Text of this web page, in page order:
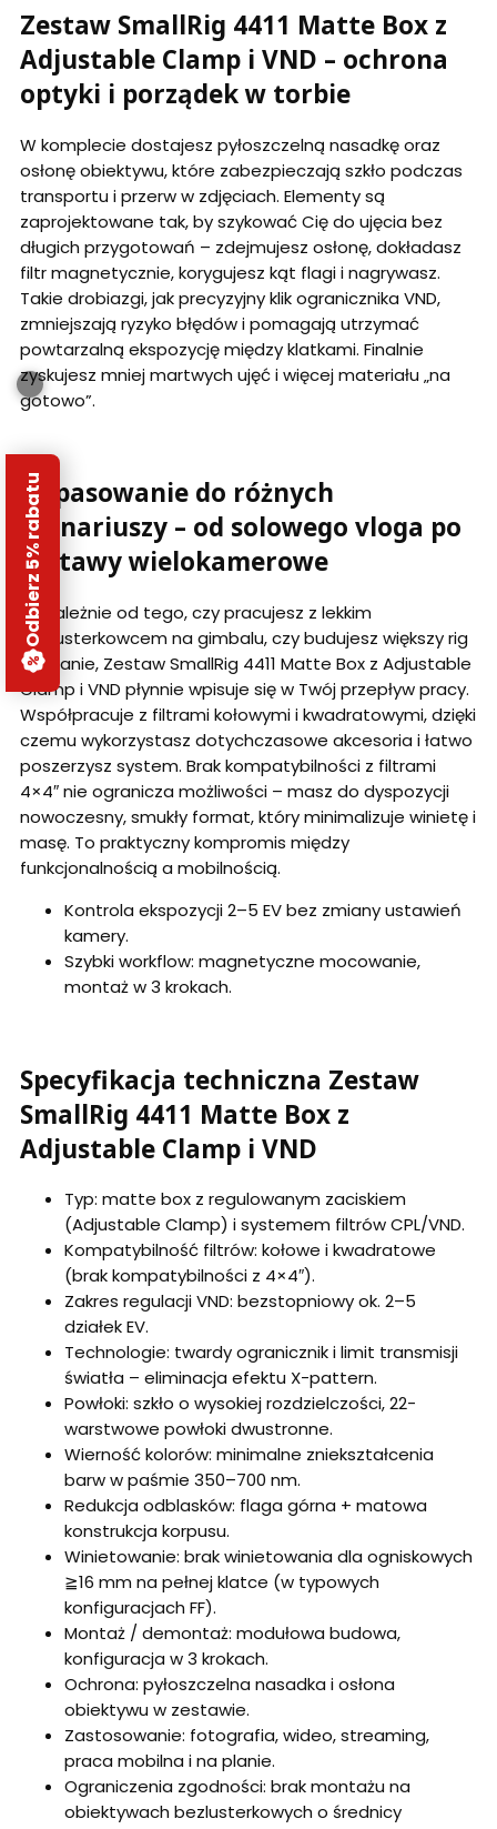
Zestaw SmallRig 4411 Matte Box z
Adjustable Clamp i VND – ochrona
optyki i porządek w torbie
W komplecie dostajesz pyłoszczelną nasadkę oraz
osłonę obiektywu, które zabezpieczają szkło podczas
transportu i przerw w zdjęciach. Elementy są
zaprojektowane tak, by szykować Cię do ujęcia bez
długich przygotowań – zdejmujesz osłonę, dokładasz
filtr magnetycznie, korygujesz kąt flagi i nagrywasz.
Takie drobiazgi, jak precyzyjny klik ogranicznika VND,
zmniejszają ryzyko błędów i pomagają utrzymać
powtarzalną ekspozycję między klatkami. Finalnie
zyskujesz mniej martwych ujęć i więcej materiału „na
gotowo”.
Dopasowanie do różnych
scenariuszy – od solowego vloga po
zestawy wielokamerowe
Niezależnie od tego, czy pracujesz z lekkim
bezlusterkowcem na gimbalu, czy budujesz większy rig
na planie, Zestaw SmallRig 4411 Matte Box z Adjustable
Clamp i VND płynnie wpisuje się w Twój przepływ pracy.
Współpracuje z filtrami kołowymi i kwadratowymi, dzięki
czemu wykorzystasz dotychczasowe akcesoria i łatwo
poszerzysz system. Brak kompatybilności z filtrami
4×4″ nie ogranicza możliwości – masz do dyspozycji
nowoczesny, smukły format, który minimalizuje winietę i
masę. To praktyczny kompromis między
funkcjonalnością a mobilnością.
Kontrola ekspozycji 2–5 EV bez zmiany ustawień
kamery.
Szybki workflow: magnetyczne mocowanie,
montaż w 3 krokach.
Specyfikacja techniczna Zestaw
SmallRig 4411 Matte Box z
Adjustable Clamp i VND
Typ: matte box z regulowanym zaciskiem
(Adjustable Clamp) i systemem filtrów CPL/VND.
Kompatybilność filtrów: kołowe i kwadratowe
(brak kompatybilności z 4×4″).
Zakres regulacji VND: bezstopniowy ok. 2–5
działek EV.
Technologie: twardy ogranicznik i limit transmisji
światła – eliminacja efektu X-pattern.
Powłoki: szkło o wysokiej rozdzielczości, 22-
warstwowe powłoki dwustronne.
Wierność kolorów: minimalne zniekształcenia
barw w paśmie 350–700 nm.
Redukcja odblasków: flaga górna + matowa
konstrukcja korpusu.
Winietowanie: brak winietowania dla ogniskowych
≧16 mm na pełnej klatce (w typowych
konfiguracjach FF).
Montaż / demontaż: modułowa budowa,
konfiguracja w 3 krokach.
Ochrona: pyłoszczelna nasadka i osłona
obiektywu w zestawie.
Zastosowanie: fotografia, wideo, streaming,
praca mobilna i na planie.
Ograniczenia zgodności: brak montażu na
obiektywach bezlusterkowych o średnicy
Odbierz 5% rabatu